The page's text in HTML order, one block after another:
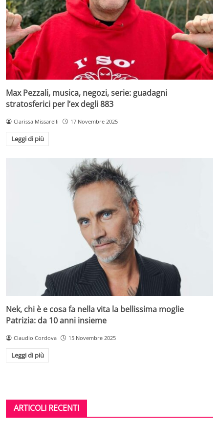
Max Pezzali, musica, negozi, serie: guadagni
stratosferici per l’ex degli 883
Clarissa Missarelli 17 Novembre 2025
Leggi di più
Nek, chi è e cosa fa nella vita la bellissima moglie
Patrizia: da 10 anni insieme
Claudio Cordova 15 Novembre 2025
Leggi di più
ARTICOLI RECENTI